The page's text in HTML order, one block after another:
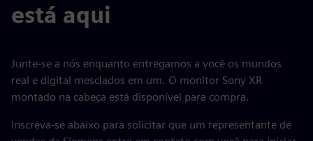
está aqui
Junte-se a nós enquanto entregamos a você os mundos
real e digital mesclados em um. O monitor Sony XR
montado na cabeça está disponível para compra.
Inscreva-se abaixo para solicitar que um representante de